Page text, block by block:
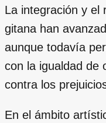
La integración y el
gitana han
aunque todavía
con la igualdad de
contra los
En el ámbito